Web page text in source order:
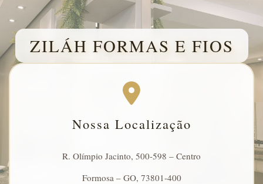
ZILÁH FORMAS E FIOS
Nossa Localização
R. Olímpio Jacinto, 500-598 – Centro
Formosa – GO, 73801-400